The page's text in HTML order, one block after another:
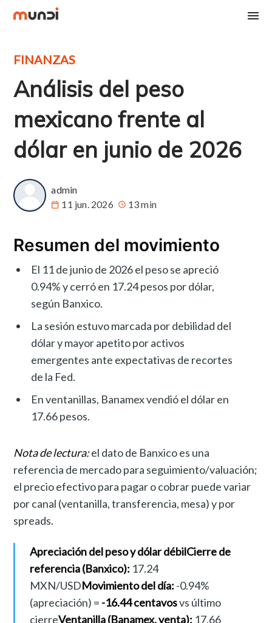
FINANZAS
Análisis del peso
mexicano frente al
dólar en junio de 2026
admin
11 jun. 2026
13 min
Resumen del movimiento
El 11 de junio de 2026 el peso se apreció
0.94% y cerró en 17.24 pesos por dólar,
según Banxico.
La sesión estuvo marcada por debilidad del
dólar y mayor apetito por activos
emergentes ante expectativas de recortes
de la Fed.
En ventanillas, Banamex vendió el dólar en
17.66 pesos.
Nota de lectura:el dato de Banxico es una
referencia de mercado para seguimiento/valuación;
el precio efectivo para pagar o cobrar puede variar
por canal (ventanilla, transferencia, mesa) y por
spreads.
Apreciación del peso y dólar débilCierre de
referencia (Banxico): 17.24
MXN/USDMovimiento del día: -0.94%
(apreciación) = -16.44 centavosvs último
cierreVentanilla (Banamex, venta): 17.66